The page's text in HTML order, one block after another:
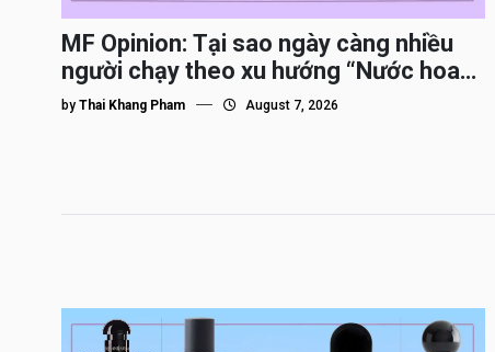
MF Opinion: Tại sao ngày càng nhiều
người chạy theo xu hướng “Nước hoa
Dupe”?
by Thai Khang Pham August 7, 2026